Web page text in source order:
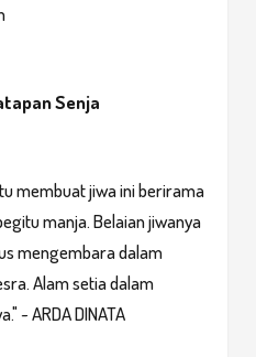
Senja
membuat jiwa ini berirama
manja. Belaian jiwanya
mengembara dalam
Alam setia dalam
~ ARDA DINATA